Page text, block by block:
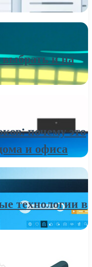
и на
почему это
и офиса
технологии в